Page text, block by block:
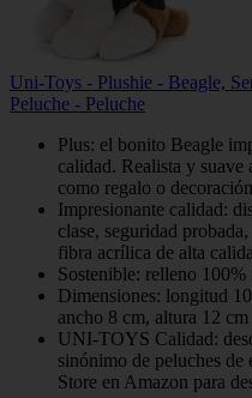
Uni-Toys - Plushie - Beagle,
Peluche - Peluche
Plus: el bonito Beagle
calidad. Realista y suave
como regalo o decoración
Impresionante calidad:
clase, seguridad
fibra acrílica de alta
Sostenible: relleno 100%
Dimensiones: longitud
ancho 8 cm, altura 12 cm
UNI-TOYS Calidad:
sinónimo de peluches
Store en Amazon para